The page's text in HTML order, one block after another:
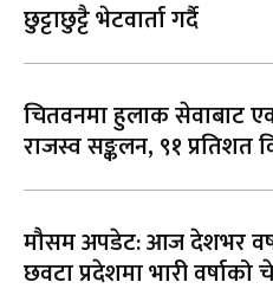
छुट्टाछुट्टै भेटवार्ता गर्दै
चितवनमा हुलाक सेवाबाट
राजस्व सङ्कलन, ९१ प्रतिशत
मौसम अपडेट: आज देशभर
छवटा प्रदेशमा भारी वर्षाको